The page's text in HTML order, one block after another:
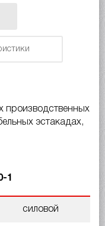
производственных
эстакадах,
1
силовой